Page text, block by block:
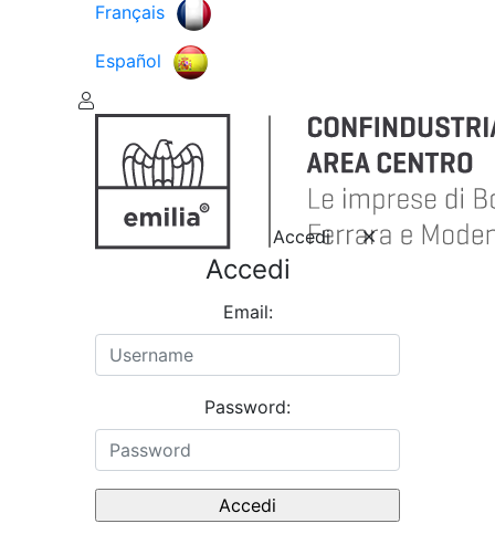
Français
Español
Accedi
Accedi
Email:
Password: